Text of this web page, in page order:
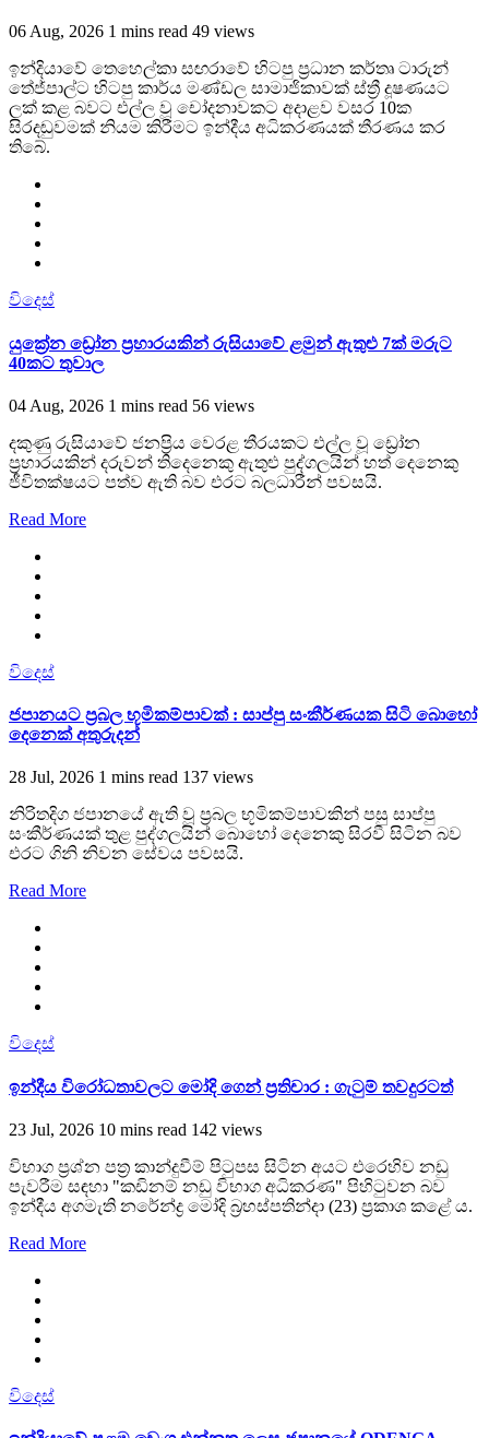
06 Aug, 2026 1 mins read 49 views
ඉන්දියාවේ තෙහෙල්කා සඟරාවේ හිටපු ප්‍රධාන කර්තෘ ටාරුන්
තේජ්පාල්ට හිටපු කාර්ය මණ්ඩල සාමාජිකාවක් ස්ත්‍රී දූෂණයට
ලක් කළ බවට එල්ල වූ චෝදනාවකට අදාළව වසර 10ක
සිරදඬුවමක් නියම කිරීමට ඉන්දීය අධිකරණයක් තීරණය කර
තිබේ.
විදෙස්
යුක්‍රේන ඩ්‍රෝන ප්‍රහාරයකින් රුසියාවේ ළමුන් ඇතුළු 7ක් මරුට
40කට තුවාල
04 Aug, 2026 1 mins read 56 views
දකුණු රුසියාවේ ජනප්‍රිය වෙරළ තීරයකට එල්ල වූ ඩ්‍රෝන
ප්‍රහාරයකින් දරුවන් තිදෙනෙකු ඇතුළු පුද්ගලයින් හත් දෙනෙකු
ජීවිතක්ෂයට පත්ව ඇති බව එරට බලධාරීන් පවසයි.
Read More
විදෙස්
ජපානයට ප්‍රබල භූමිකම්පාවක් : සාප්පු සංකීර්ණයක සිටි බොහෝ
දෙනෙක් අතුරුදන්
28 Jul, 2026 1 mins read 137 views
නිරිතදිග ජපානයේ ඇති වූ ප්‍රබල භූමිකම්පාවකින් පසු සාප්පු
සංකීර්ණයක් තුළ පුද්ගලයින් බොහෝ දෙනෙකු සිරවී සිටින බව
එරට ගිනි නිවන සේවය පවසයි.
Read More
විදෙස්
ඉන්දීය විරෝධතාවලට මෝදි ගෙන් ප්‍රතිචාර : ගැටුම් තවදුරටත්
23 Jul, 2026 10 mins read 142 views
විභාග ප්‍රශ්න පත්‍ර කාන්දුවීම් පිටුපස සිටින අයට එරෙහිව නඩු
පැවරීම සඳහා "කඩිනම් නඩු විභාග අධිකරණ" පිහිටුවන බව
ඉන්දීය අගමැති නරේන්ද්‍ර මෝදි බ්‍රහස්පතින්දා (23) ප්‍රකාශ කළේ ය.
Read More
විදෙස්